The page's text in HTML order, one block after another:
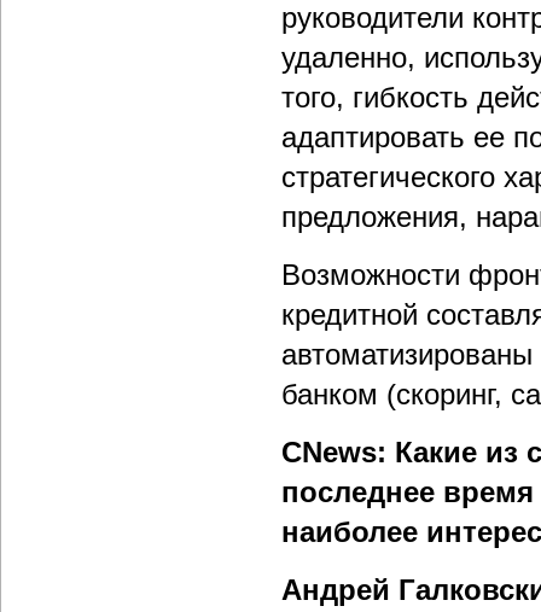
руководители
удаленно,
того, гибкость
адаптировать ее
стратегического
предложения,
Возможности
кредитной
банком (скоринг,
CNews: Какие из
последнее
наиболее
Андрей